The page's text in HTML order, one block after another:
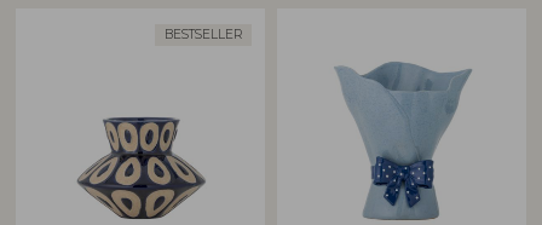
BESTSELLER